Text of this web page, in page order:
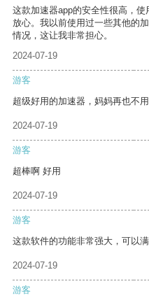
这款加速器app的安全性很高，
放心。我以前使用过一些其他的
情况，这让我非常担心。
2024-07-19
游客
超级好用的加速器，妈妈再也不
2024-07-19
游客
超棒啊 好用
2024-07-19
游客
这款软件的功能非常强大，可以
2024-07-19
游客